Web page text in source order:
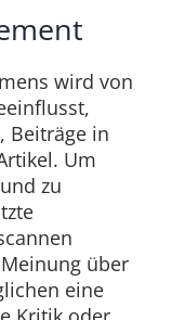
wird von
Beiträge in
Um
zu
über
eine